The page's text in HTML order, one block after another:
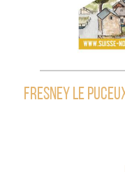
Fresney le